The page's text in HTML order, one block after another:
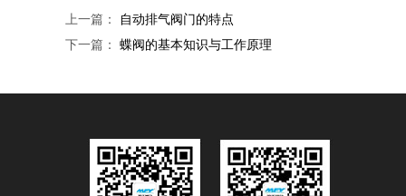
上一篇：
自动排气阀门的特点
下一篇： 蝶阀的基本知识与工作原理